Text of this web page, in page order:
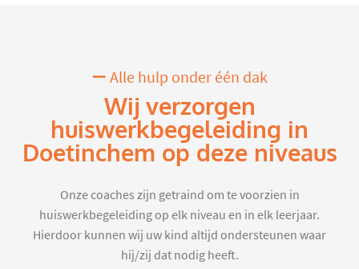
Alle hulp onder één dak
Wij verzorgen
huiswerkbegeleiding in
Doetinchem op deze niveaus
Onze coaches zijn getraind om te voorzien in
huiswerkbegeleiding op elk niveau en in elk leerjaar.
Hierdoor kunnen wij uw kind altijd ondersteunen waar
hij/zij dat nodig heeft.